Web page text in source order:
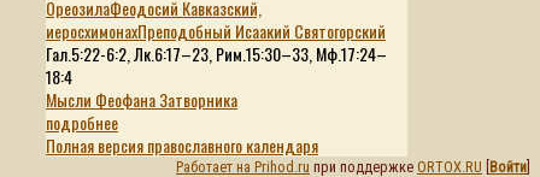
ОреозилаФеодосий Кавказский,
иеросхимонахПреподобный Исаакий Святогорский
Гал.5:22-6:2, Лк.6:17–23, Рим.15:30–33, Мф.17:24–
18:4
Мысли Феофана Затворника
подробнее
Полная версия православного календаря
Работает на Prihod.ru при поддержке ORTOX.RU [Войти]